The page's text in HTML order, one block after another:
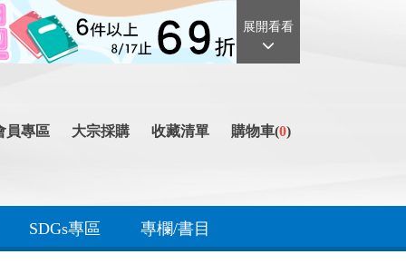
展開看看
員專區 大宗採購 收藏清單 購物車(0)
SDGs專區 專欄/書目